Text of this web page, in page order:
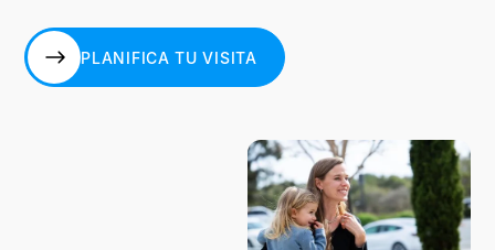
PLANIFICA TU VISITA